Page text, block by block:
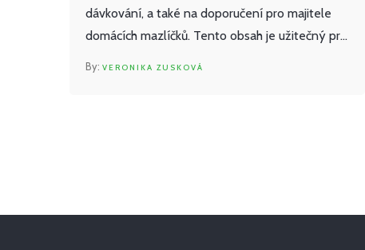
dávkování, a také na doporučení pro majitele
domácích mazlíčků. Tento obsah je užitečný pro
VERONIKA ZUSKOVÁ